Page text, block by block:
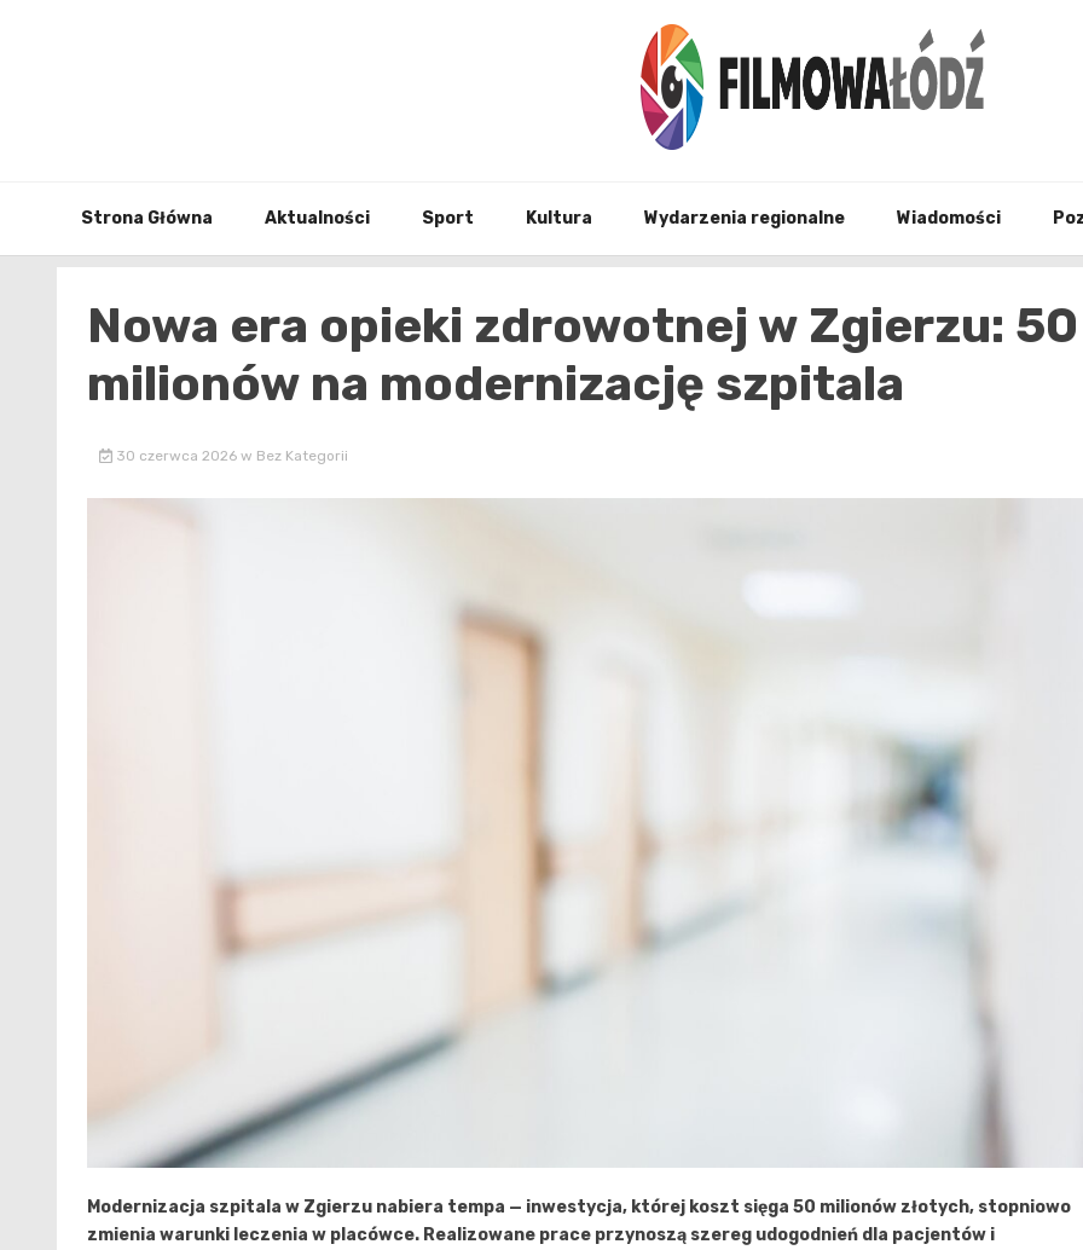
Strona Główna Aktualności Sport Kultura Wydarzenia regionalne Wiadomości
Nowa era opieki zdrowotnej w Zgierzu: 50
milionów na modernizację szpitala
30 czerwca 2026 w Bez Kategorii
Modernizacja szpitala w Zgierzu nabiera tempa — inwestycja, której koszt sięga 50 milionów złotych, stopniowo
zmienia warunki leczenia w placówce. Realizowane prace przynoszą szereg udogodnień dla pacjentów i